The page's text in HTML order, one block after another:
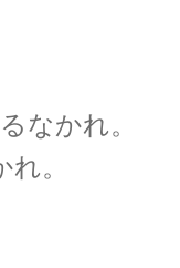
を発明しまし
なかれ。
。